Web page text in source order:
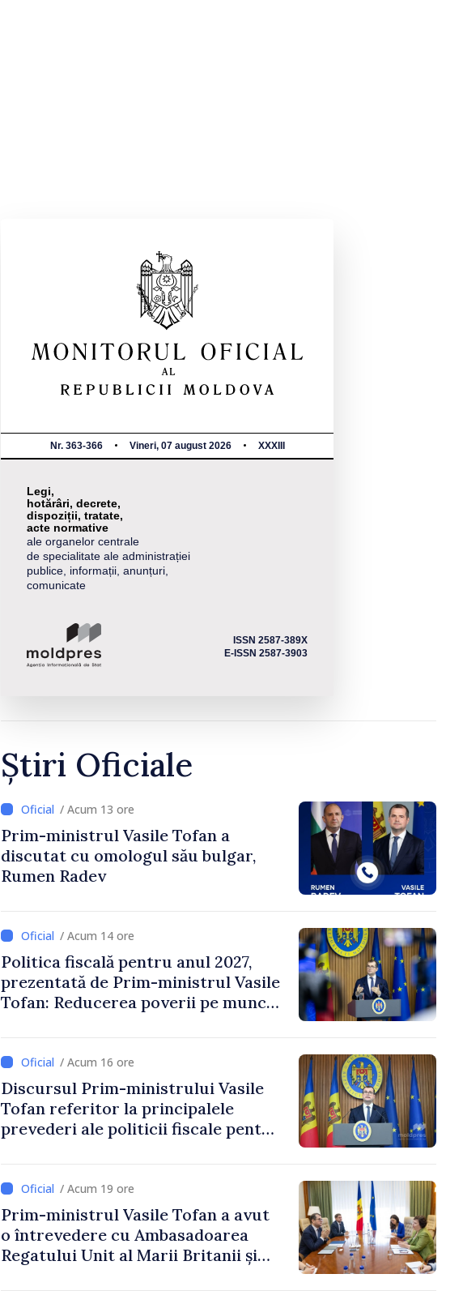
Nr. 363-366 Vineri, 07 august 2026 XXXIII
Legi,
hotărâri, decrete,
dispoziții, tratate,
acte normative
ale organelor centrale
de specialitate ale administrației
publice, informații, anunțuri,
comunicate
ISSN 2587-389X
E-ISSN 2587-3903
Știri Oficiale
/ Acum 13 ore
Prim-ministrul Vasile Tofan a
discutat cu omologul său bulgar,
Rumen Radev
/ Acum 14 ore
Politica fiscală pentru anul 2027,
prezentată de Prim-ministrul Vasile
Tofan: Reducerea poverii pe muncă,
/ Acum 16 ore
Discursul Prim-ministrului Vasile
Tofan referitor la principalele
prevederi ale politicii fiscale pentru
/ Acum 19 ore
Prim-ministrul Vasile Tofan a avut
o întrevedere cu Ambasadoarea
Regatului Unit al Marii Britanii și